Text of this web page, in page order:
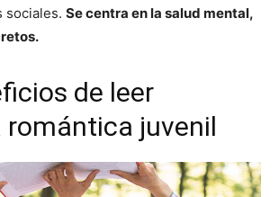
sociales. Se centra en la salud mental,
de leer
romántica juvenil